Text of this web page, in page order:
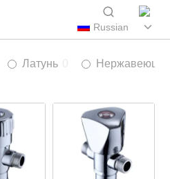
Russian
Латунь